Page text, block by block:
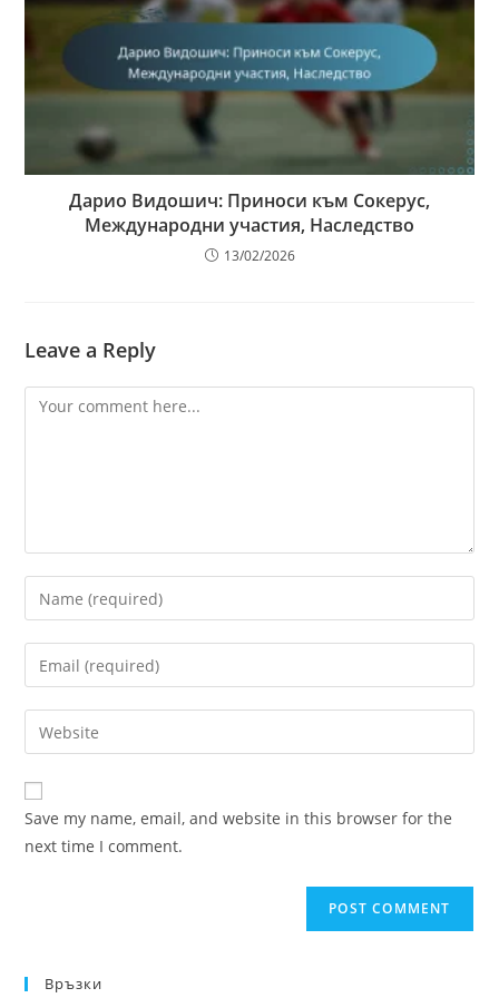
Дарио Видошич: Приноси към Сокерус,
Международни участия, Наследство
13/02/2026
Leave a Reply
Comment
Enter
your
name
comment
Enter
your
email
address
comment
Enter
your
website
URL
(optional)
Save my name, email, and website in this browser for the
next time I comment.
Връзки